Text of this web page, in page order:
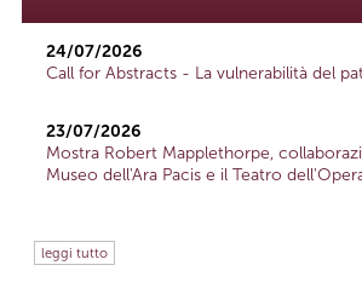
24/07/2026
Call for Abstracts - La vulnerabilità del
23/07/2026
Mostra Robert Mapplethorpe,
Museo dell'Ara Pacis e il Teatro
leggi tutto